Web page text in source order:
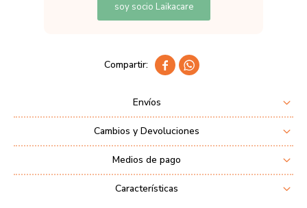
soy socio Laikacare
 
Envíos
Cambios y Devoluciones
Medios de pago
Características